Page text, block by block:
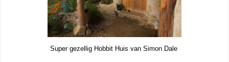
Super gezellig Hobbit Huis van Simon Dale